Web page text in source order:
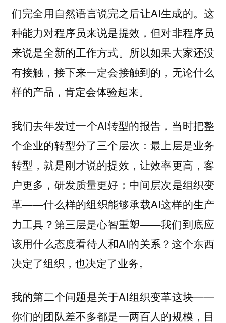
们完全用自然语言说完之后让AI生成的。这
种能力对程序员来说是提效，但对非程序员
来说是全新的工作方式。所以如果大家还没
有接触，接下来一定会接触到的，无论什么
样的产品，肯定会体验起来。
我们去年发过一个AI转型的报告，当时把整
个企业的转型分了三个层次：最上层是业务
转型，就是刚才说的提效，让效率更高，客
户更多，研发质量更好；中间层次是组织变
革——什么样的组织能够承载AI这样的生产
力工具？第三层是心智重塑——我们到底应
该用什么态度看待人和AI的关系？这个东西
决定了组织，也决定了业务。
我的第二个问题是关于AI组织变革这块——
你们的团队差不多都是一两百人的规模，目